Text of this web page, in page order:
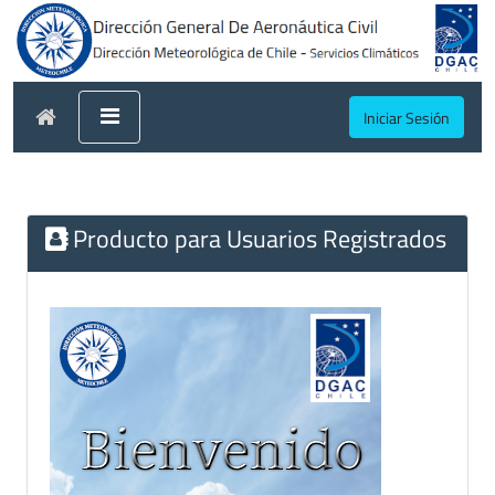
Iniciar Sesión
Producto para Usuarios Registrados